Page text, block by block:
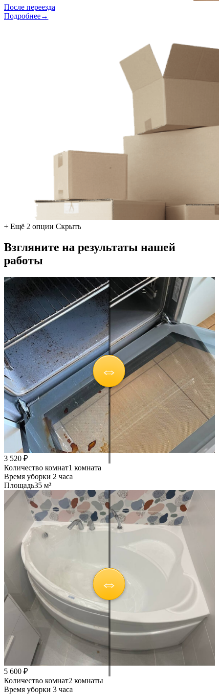
После переезда
Подробнее→
+ Ещё 2 опции Скрыть
Взгляните на результаты нашей
работы
3 520 ₽
Количество комнат1 комната
Время уборки 2 часа
Площадь35 м²
5 600 ₽
Количество комнат2 комнаты
Время уборки 3 часа